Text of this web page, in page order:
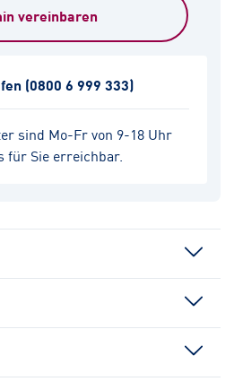
vereinbaren
sind Mo-Fr von 9-18 Uhr
für Sie erreichbar.
(0800 6 999 333)